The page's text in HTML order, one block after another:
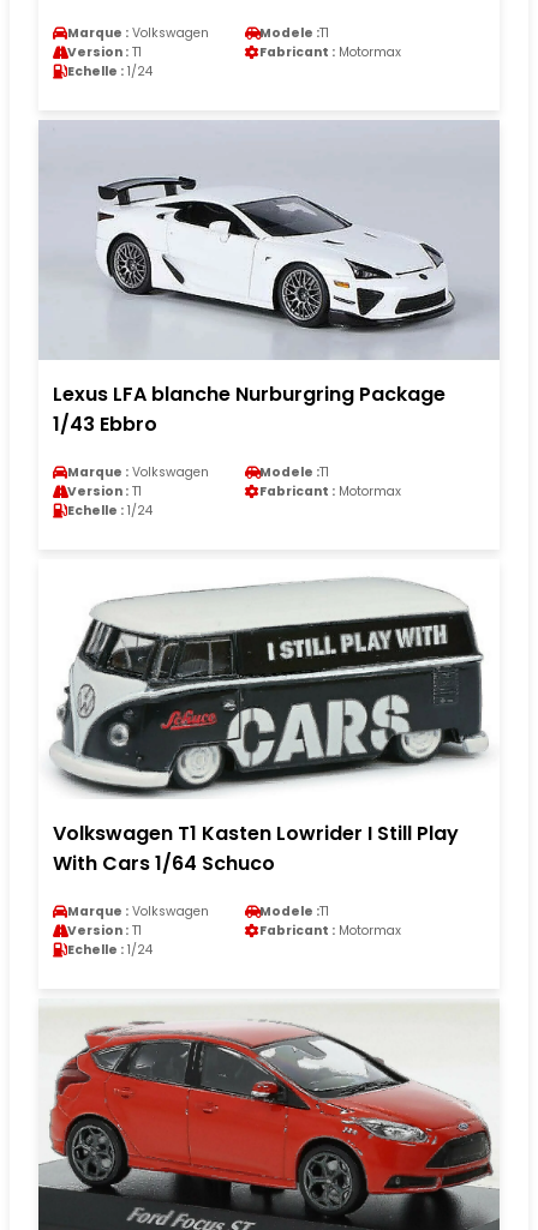
Marque : Volkswagen Modele :T1
Version : T1 Fabricant : Motormax
Echelle : 1/24
Lexus LFA blanche Nurburgring Package
1/43 Ebbro
Marque : Volkswagen Modele :T1
Version : T1 Fabricant : Motormax
Echelle : 1/24
Volkswagen T1 Kasten Lowrider I Still Play
With Cars 1/64 Schuco
Marque : Volkswagen Modele :T1
Version : T1 Fabricant : Motormax
Echelle : 1/24